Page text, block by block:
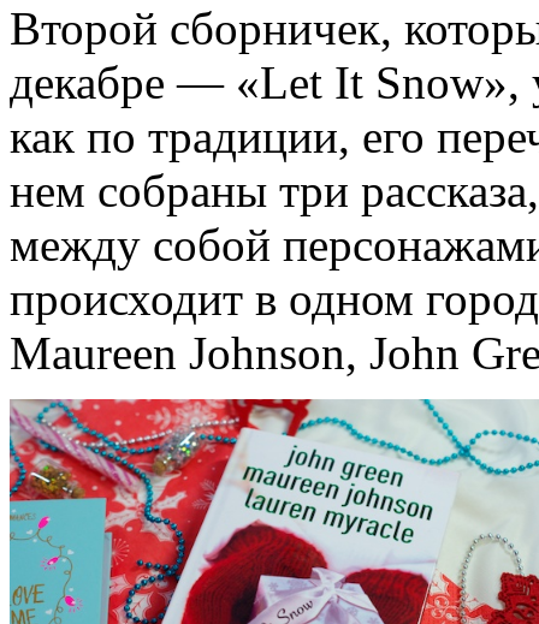
Второй сборничек,
декабре — «Let It Snow»,
как по традиции, его
нем собраны три
между собой
происходит в одном
Maureen Johnson, John